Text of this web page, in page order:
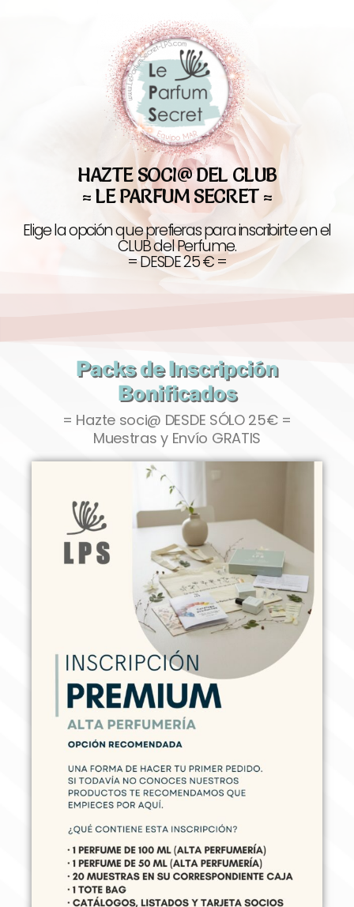
HAZTE SOCI@ DEL CLUB
= LE PARFUM SECRET =
Elige la opción que prefieras para inscribirte en el
CLUB del Perfume.
= DESDE 25 € =
Packs de Inscripción
Bonificados
= Hazte soci@ DESDE SÓLO 25€ =
Muestras y Envío GRATIS